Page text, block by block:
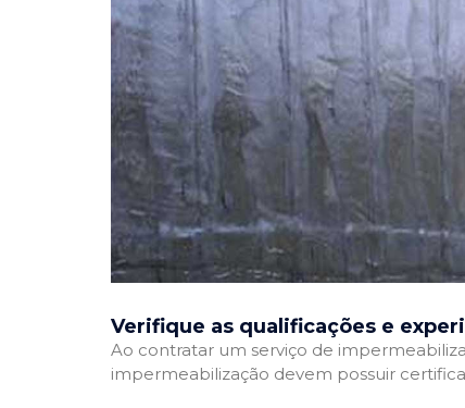
Verifique as qualificações e
Ao contratar um serviço de
impermeabilização devem possuir